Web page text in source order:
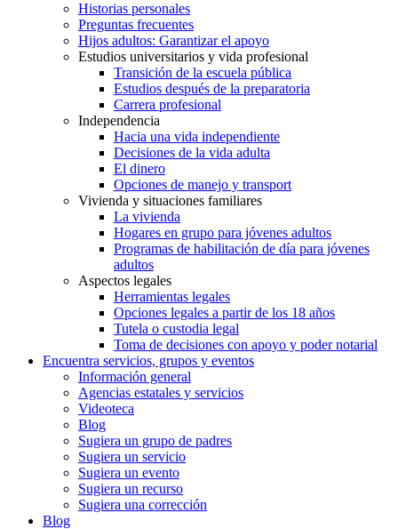
Historias personales
Preguntas frecuentes
Hijos adultos: Garantizar el apoyo
Estudios universitarios y vida profesional
Transición de la escuela pública
Estudios después de la preparatoria
Carrera profesional
Independencia
Hacia una vida independiente
Decisiones de la vida adulta
El dinero
Opciones de manejo y transport
Vivienda y situaciones familiares
La vivienda
Hogares en grupo para jóvenes adultos
Programas de habilitación de día para jóvenes
adultos
Aspectos legales
Herramientas legales
Opciones legales a partir de los 18 años
Tutela o custodia legal
Toma de decisiones con apoyo y poder notarial
Encuentra servicios, grupos y eventos
Información general
Agencias estatales y servicios
Videoteca
Blog
Sugiera un grupo de padres
Sugiera un servicio
Sugiera un evento
Sugiera un recurso
Sugiera una corrección
Blog